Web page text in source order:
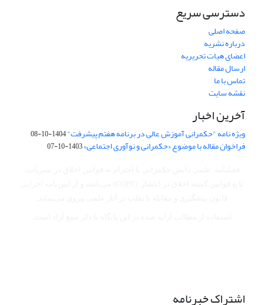
دسترسی سریع
صفحه اصلی
درباره نشریه
اعضای هیات تحریریه
ارسال مقاله
تماس با ما
نقشه سایت
آخرین اخبار
ویژه نامه "حکمرانی آموزش عالی در برنامه هفتم پیشرفت"1404-10-08
فراخوان مقاله با موضوع «حکمرانی و نوآوری اجتماعی»1403-10-07
اشتراک خبرنامه